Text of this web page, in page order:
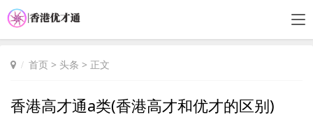
首页 > 头条 > 正文
香港高才通a类(香港高才和优才的区别)